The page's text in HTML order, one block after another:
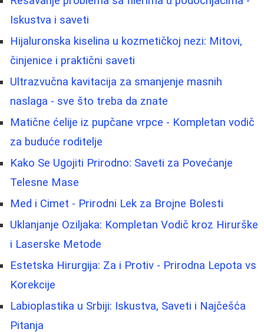
Iskustva i saveti
Hijaluronska kiselina u kozmetičkoj nezi: Mitovi,
činjenice i praktični saveti
Ultrazvučna kavitacija za smanjenje masnih
naslaga - sve što treba da znate
Matične ćelije iz pupčane vrpce - Kompletan vodič
za buduće roditelje
Kako Se Ugojiti Prirodno: Saveti za Povećanje
Telesne Mase
Med i Cimet - Prirodni Lek za Brojne Bolesti
Uklanjanje Oziljaka: Kompletan Vodič kroz Hirurške
i Laserske Metode
Estetska Hirurgija: Za i Protiv - Prirodna Lepota vs
Korekcije
Labioplastika u Srbiji: Iskustva, Saveti i Najčešća
Pitanja